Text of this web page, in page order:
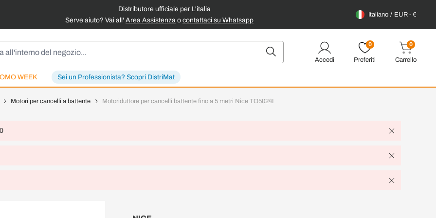
Distributore ufficiale per L'italia
Serve aiuto? Vai all' Area Assistenza o contattaci su Whatsapp
Italiano EUR - €
WEEK Sei un Professionista? Scopri DistriMat
Accedi
0
Preferiti
0
Carrello
Motori per cancelli a battente Motoriduttore per cancelli battente fino a 5 metri Nice TO5024I